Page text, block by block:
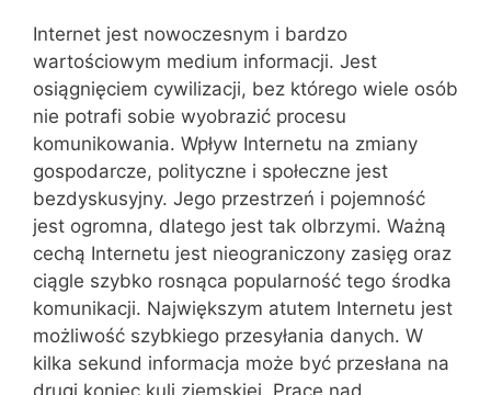
Internet jest nowoczesnym i bardzo
wartościowym medium informacji. Jest
osiągnięciem cywilizacji, bez którego wiele osób
nie potrafi sobie wyobrazić procesu
komunikowania. Wpływ Internetu na zmiany
gospodarcze, polityczne i społeczne jest
bezdyskusyjny. Jego przestrzeń i pojemność
jest ogromna, dlatego jest tak olbrzymi. Ważną
cechą Internetu jest nieograniczony zasięg oraz
ciągle szybko rosnąca popularność tego środka
komunikacji. Największym atutem Internetu jest
możliwość szybkiego przesyłania danych. W
kilka sekund informacja może być przesłana na
drugi koniec kuli ziemskiej. Prace nad